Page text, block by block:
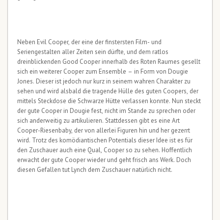
Neben Evil Cooper, der eine der finstersten Film- und
Seriengestalten aller Zeiten sein dürfte, und dem ratlos
dreinblickenden Good Cooper innerhalb des Roten Raumes gesellt
sich ein weiterer Cooper zum Ensemble – in Form von Dougie
Jones. Dieser ist jedoch nur kurz in seinem wahren Charakter zu
sehen und wird alsbald die tragende Hülle des guten Coopers, der
mittels Steckdose die Schwarze Hütte verlassen konnte. Nun steckt
der gute Cooper in Dougie fest, nicht im Stande zu sprechen oder
sich anderweitig zu artikulieren. Stattdessen gibt es eine Art
Cooper-Riesenbaby, der von allerlei Figuren hin und her gezerrt
wird. Trotz des komödiantischen Potentials dieser Idee ist es für
den Zuschauer auch eine Qual, Cooper so zu sehen. Hoffentlich
erwacht der gute Cooper wieder und geht frisch ans Werk. Doch
diesen Gefallen tut Lynch dem Zuschauer natürlich nicht.